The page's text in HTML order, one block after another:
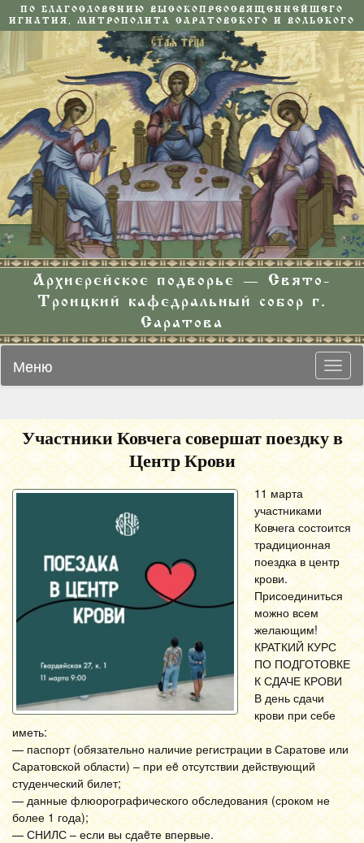
ПО БЛАГОСЛОВЕНИЮ ВЫСОКОПРЕОСВЯЩЕННЕЙШЕГО
ИГНАТИЯ, МИТРОПОЛИТА САРАТОВСКОГО И ВОЛЬСКОГО
Архиерейское подворье — Свято-
Троицкий кафедральный собор г.
Саратова
Меню
Участники Ковчега совершат поездку в
Центр Крови
11 марта
участниками
Ковчега состоится
традиционная
поездка в центр
крови.
Присоединиться
можно всем
желающим!
КРАТКИЙ КУРС
ПО ПОДГОТОВКЕ
К СДАЧЕ КРОВИ
В день сдачи
крови при себе
иметь:
— паспорт (обязательно наличие регистрации в Саратове или
Саратовской области) – при еë отсутствии действующий
студенческий билет;
— данные флюорографического обследования (сроком не
более 1 года);
— СНИЛС – если вы сдаëте впервые.